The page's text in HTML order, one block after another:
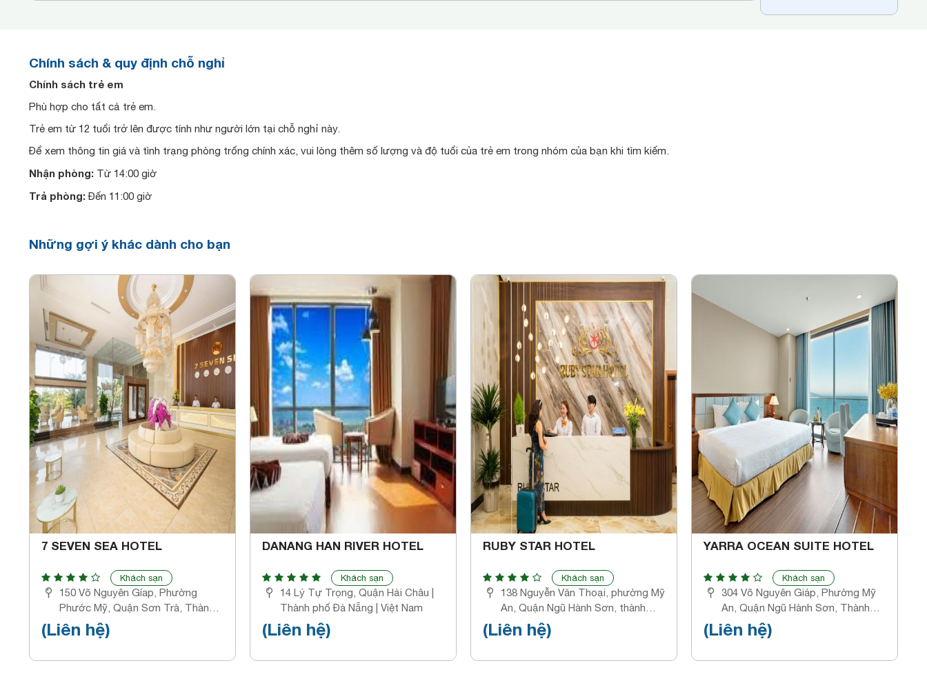
Chính sách & quy định chỗ nghỉ
Chính sách trẻ em
Phù hợp cho tất cả trẻ em.
Trẻ em từ 12 tuổi trở lên được tính như người lớn tại chỗ nghỉ này.
Để xem thông tin giá và tình trạng phòng trống chính xác, vui lòng thêm số lượng và độ tuổi của trẻ em trong nhóm của bạn khi tìm kiếm.
Nhận phòng: Từ 14:00 giờ
Trả phòng:Đến 11:00 giờ
Những gợi ý khác dành cho bạn
7 SEVEN SEA HOTEL
Khách sạn
150 Võ Nguyên Gíap, Phường
Phước Mỹ, Quận Sơn Trà, Thành
phố Đà Nẵng, Việt Nam.
(Liên hệ)
DANANG HAN RIVER HOTEL
Khách sạn
14 Lý Tự Trọng, Quận Hải Châu |
Thành phố Đà Nẵng | Việt Nam
(Liên hệ)
RUBY STAR HOTEL
Khách sạn
138 Nguyễn Văn Thoại, phường Mỹ
An, Quận Ngũ Hành Sơn, thành
phố Đà Nẵng
(Liên hệ)
YARRA OCEAN SUITE HOTEL
Khách sạn
304 Võ Nguyên Giáp, Phường Mỹ
An, Quận Ngũ Hành Sơn, Thành
phố Đà Nẵng
(Liên hệ)